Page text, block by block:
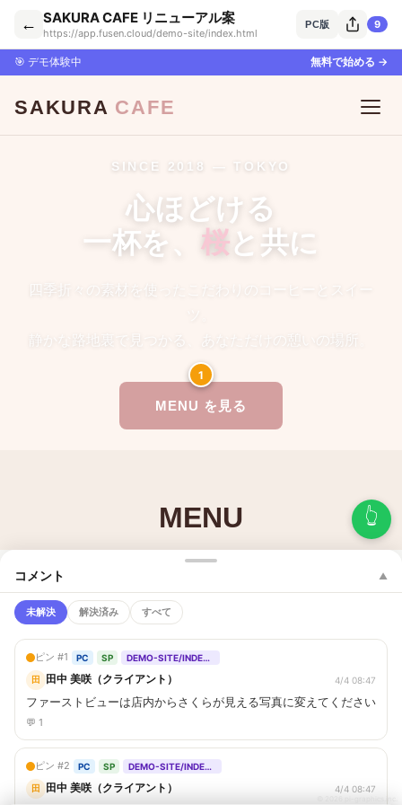
← SAKURA CAFE リニューアル案
https://app.fusen.cloud/demo-site/index.html
PC版 9
🎯 デモ体験中 無料で始める →
1
👆
コメント ▲
未解決 解決済み すべて
ピン #1 PC SP
DEMO-SITE/INDEX.HTML
田
田中 美咲（クライアント） 4/4 08:47
ファーストビューは店内からさくらが見える写真に変えてください
💬 1
ピン #2 PC SP
DEMO-SITE/INDEX.HTML
田
田中 美咲（クライアント） 4/4 08:47